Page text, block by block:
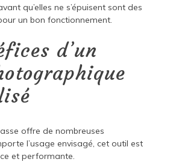
qu’elles ne s’épuisent sont des
un bon fonctionnement.
d’un
offre de nombreuses
l’usage envisagé, cet outil est
et performante.